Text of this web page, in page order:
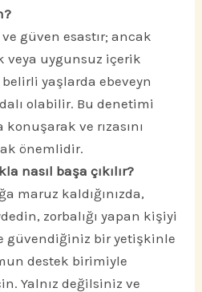
güven esastır; ancak
veya uygunsuz içerik
yaşlarda ebeveyn
olabilir. Bu denetimi
ve rızasını
önemlidir.
nasıl başa çıkılır?
maruz kaldığınızda,
zorbalığı yapan kişiyi
güvendiğiniz bir yetişkinle
destek birimiyle
Yalnız değilsiniz ve